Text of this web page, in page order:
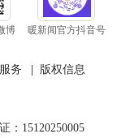
博 暖新闻官方抖音号
务 | 版权信息
：15120250005